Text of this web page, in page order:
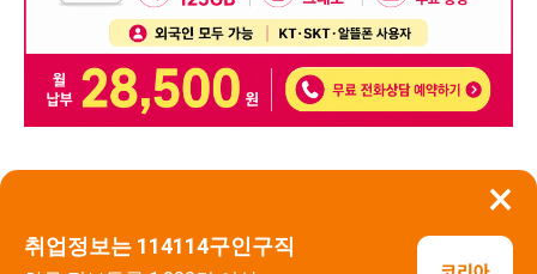
×
취업정보는 114114구인구직